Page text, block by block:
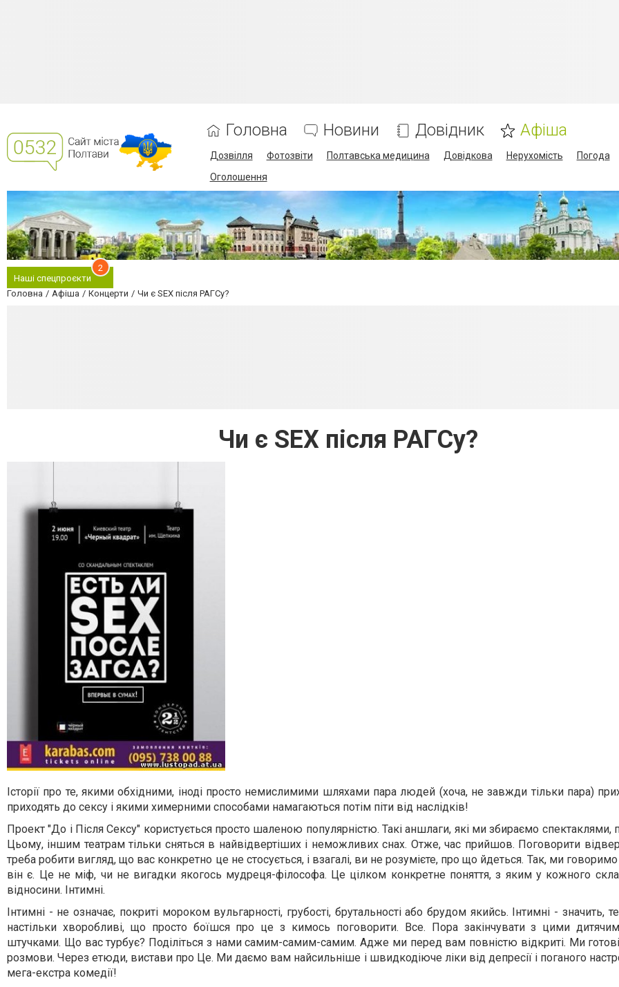
Головна Новини Довідник Афіша
Дозвілля Фотозвіти Полтавська медицина Довідкова Нерухомість Погода
Оголошення
Наші спецпроєкти
2
Головна Афіша Концерти Чи є SEX після РАГСу?
Чи є SEX після РАГСу?
Історії про те, якими обхідними, іноді просто немислимими шляхами пара людей (хоча, не завжди тільки пара)
приходять до сексу і якими химерними способами намагаються потім піти від наслідків!
Проект "До і Після Сексу" користується просто шаленою популярністю. Такі аншлаги, які ми збираємо спектаклями,
Цьому, іншим театрам тільки сняться в найвідвертіших і неможливих снах. Отже, час прийшов. Поговорити
треба робити вигляд, що вас конкретно це не стосується, і взагалі, ви не розумієте, про що йдеться. Так, ми
він є. Це не міф, чи не вигадки якогось мудреця-філософа. Це цілком конкретне поняття, з яким у кожного
відносини. Інтимні.
Інтимні - не означає, покриті мороком вульгарності, грубості, брутальності або брудом якийсь. Інтимні - значить,
настільки хворобливі, що просто боїшся про це з кимось поговорити. Все. Пора закінчувати з цими
штучками. Що вас турбує? Поділіться з нами самим-самим-самим. Адже ми перед вам повністю відкриті. Ми
розмови. Через етюди, вистави про Це. Ми даємо вам найсильніше і швидкодіюче ліки від депресії і поганого
мега-екстра комедії!